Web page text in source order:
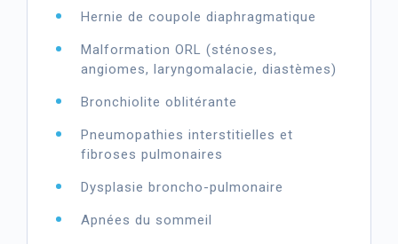
Hernie de coupole diaphragmatique
Malformation ORL (sténoses,
angiomes, laryngomalacie, diastèmes)
Bronchiolite oblitérante
Pneumopathies interstitielles et
fibroses pulmonaires
Dysplasie broncho-pulmonaire
Apnées du sommeil